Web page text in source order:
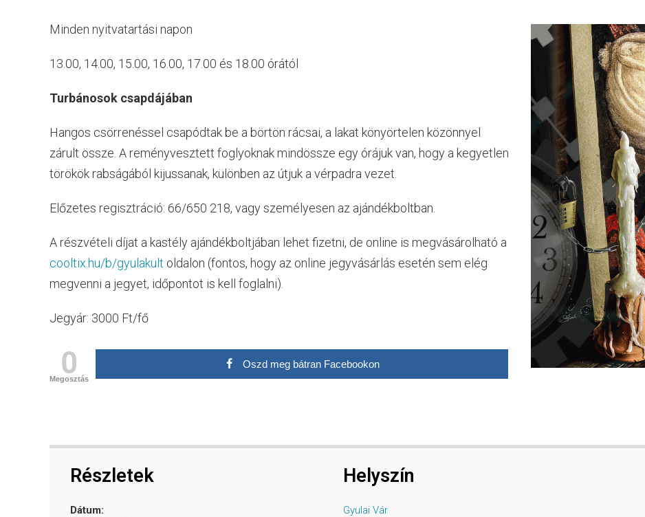
Minden nyitvatartási napon
13.00, 14.00, 15.00, 16.00, 17.00 és 18.00 órától
Turbánosok csapdájában
Hangos csörrenéssel csapódtak be a börtön rácsai, a lakat könyörtelen közönnyel
zárult össze. A reményvesztett foglyoknak mindössze egy órájuk van, hogy a kegyetlen
törökök rabságából kijussanak, különben az útjuk a vérpadra vezet.
Előzetes regisztráció: 66/650 218, vagy személyesen az ajándékboltban.
A részvételi díjat a kastély ajándékboltjában lehet fizetni, de online is megvásárolható a
cooltix.hu/b/gyulakult oldalon (fontos, hogy az online jegyvásárlás esetén sem elég
megvenni a jegyet, időpontot is kell foglalni).
Jegyár: 3000 Ft/fő
0
Megosztás
Oszd meg bátran Facebookon
Részletek
Dátum:
Helyszín
Gyulai Vár